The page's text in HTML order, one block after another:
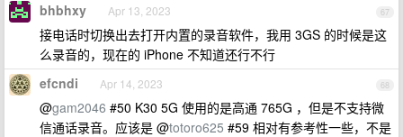
67
bhbhxy Apr 13, 2023
接电话时切换出去打开内置的录音软件，我用 3GS 的时候是这
么录音的，现在的 iPhone 不知道还行不行
68
efcndi Apr 14, 2023
@gam2046 #50 K30 5G 使用的是高通 765G ，但是不支持微
信通话录音。应该是 @totoro625 #59 相对有参考性一些，不是